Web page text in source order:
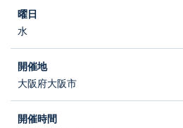
水
大阪府大阪市